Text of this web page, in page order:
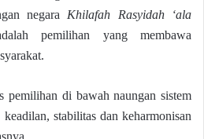
negara Khilafah Rasyidah ‘ala
pemilihan yang membawa
pemilihan di bawah naungan sistem
stabilitas dan keharmonisan